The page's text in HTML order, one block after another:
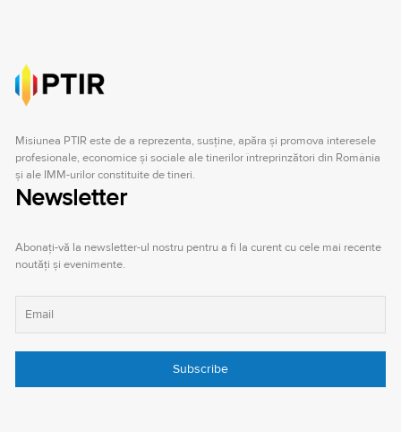
Misiunea PTIR este de a reprezenta, susţine, apăra şi promova interesele
profesionale, economice şi sociale ale tinerilor întreprinzători din România
şi ale IMM-urilor constituite de tineri.
Newsletter
Abonați-vă la newsletter-ul nostru pentru a fi la curent cu cele mai recente
noutăți și evenimente.